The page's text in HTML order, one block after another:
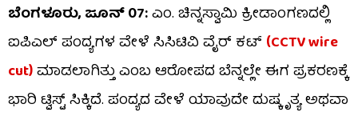
ಬೆಂಗಳೂರು, ಜೂನ್ 07:ಎಂ. ಚಿನ್ನಸ್ವಾಮಿ ಕ್ರೀಡಾಂಗಣದಲ್ಲಿ
ಐಪಿಎಲ್ ಪಂದ್ಯಗಳ ವೇಳೆ ಸಿಸಿಟಿವಿ ವೈರ್ ಕಟ್ (CCTV wire
cut)ಮಾಡಲಾಗಿತ್ತು ಎಂಬ ಆರೋಪದ ಬೆನ್ನಲ್ಲೇ ಈಗ ಪ್ರಕರಣಕ್ಕೆ
ಭಾರಿ ಟ್ವಿಸ್ಟ್ ಸಿಕ್ಕಿದೆ. ಪಂದ್ಯದ ವೇಳೆ ಯಾವುದೇ ದುಷ್ಕೃತ್ಯ ಅಥವಾ